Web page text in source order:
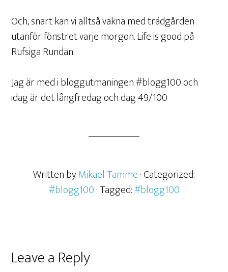
Och, snart kan vi alltså vakna med trädgården
utanför fönstret varje morgon. Life is good på
Rufsiga Rundan.
Jag är med i bloggutmaningen #blogg100 och
idag är det långfredag och dag 49/100
Written byMikael Tamme· Categorized:
#blogg100· Tagged:#blogg100
Leave a Reply